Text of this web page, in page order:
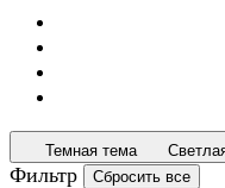
Темная тема
Фильтр Сбросить все